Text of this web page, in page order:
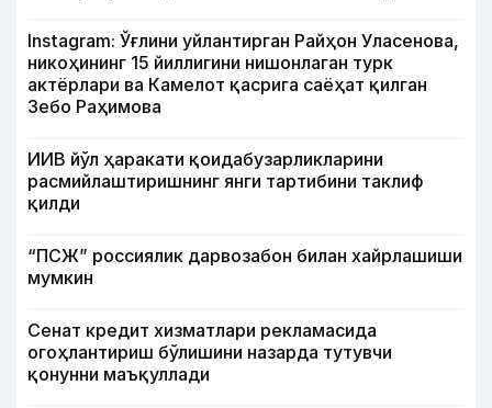
Instagram: Ўғлини уйлантирган Райҳон Уласенова,
никоҳининг 15 йиллигини нишонлаган турк
актёрлари ва Камелот қасрига саёҳат қилган
Зебо Раҳимова
ИИВ йўл ҳаракати қоидабузарликларини
расмийлаштиришнинг янги тартибини таклиф
қилди
“ПСЖ” россиялик дарвозабон билан хайрлашиши
мумкин
Сенат кредит хизматлари рекламасида
огоҳлантириш бўлишини назарда тутувчи
қонунни маъқуллади